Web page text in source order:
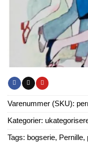
Varenummer (SKU):
Kategorier:
Tags: bogserie, Pernille,